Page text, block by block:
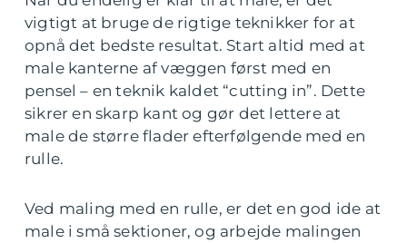
vigtigt at bruge de rigtige teknikker for at
opnå det bedste resultat. Start altid med at
male kanterne af væggen først med en
pensel – en teknik kaldet “cutting in”. Dette
sikrer en skarp kant og gør det lettere at
male de større flader efterfølgende med en
rulle.
Ved maling med en rulle, er det en god ide at
male i små sektioner, og arbejde malingen